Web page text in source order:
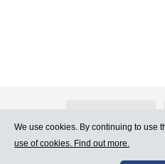
Contact Us
We use cookies. By continuing to use
use of cookies. Find out more.